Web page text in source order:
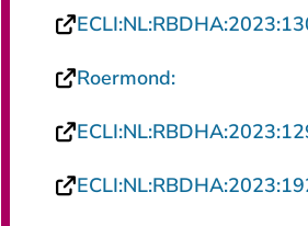
Roermond:- U verlaat